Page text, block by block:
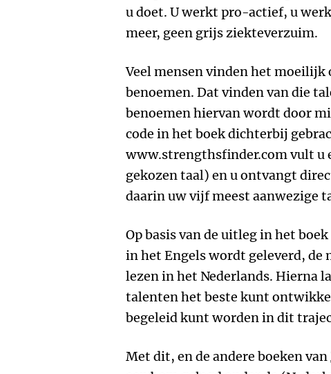
u doet. U werkt pro-actief, u
meer, geen grijs ziekteverzuim.
Veel mensen vinden het
benoemen. Dat vinden van die
benoemen hiervan wordt door
code in het boek dichterbij
www.strengthsfinder.com vult u
gekozen taal) en u ontvangt
daarin uw vijf meest aanwezige
Op basis van de uitleg in het
in het Engels wordt geleverd,
lezen in het Nederlands. Hierna
talenten het beste kunt
begeleid kunt worden in dit
Met dit, en de andere boeken van